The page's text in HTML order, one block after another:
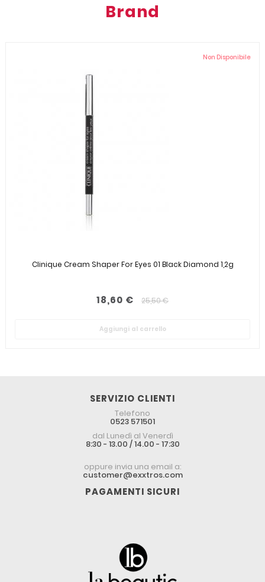
Brand
Non Disponibile
Clinique Cream Shaper For Eyes 01 Black Diamond 1,2g
18,60 € 25,50 €
Aggiungi al carrello
SERVIZIO CLIENTI
Telefono
0523 571501
dal Lunedì al Venerdì
8:30 - 13.00 / 14.00 - 17:30
oppure invia una email a:
customer@exxtros.com
PAGAMENTI SICURI